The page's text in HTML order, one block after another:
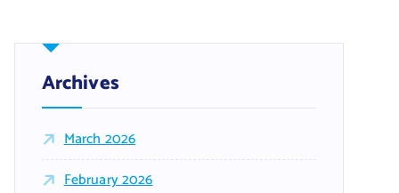
Archives
March 2026
February 2026